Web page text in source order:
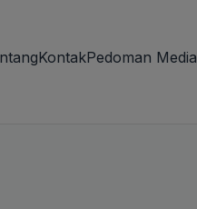
KontakPedoman Media